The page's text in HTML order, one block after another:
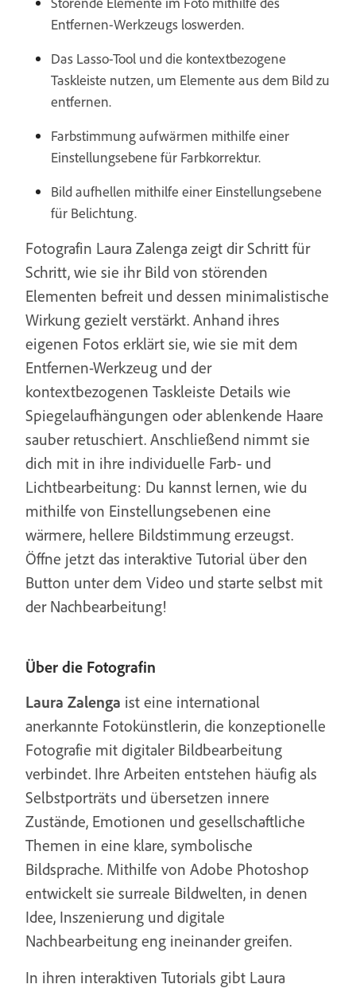
Entfernen-Werkzeugs loswerden.
Das Lasso-Tool und die kontextbezogene
Taskleiste nutzen, um Elemente aus dem Bild zu
entfernen.
Farbstimmung aufwärmen mithilfe einer
Einstellungsebene für Farbkorrektur.
Bild aufhellen mithilfe einer Einstellungsebene
für Belichtung.
Fotografin Laura Zalenga zeigt dir Schritt für
Schritt, wie sie ihr Bild von störenden
Elementen befreit und dessen minimalistische
Wirkung gezielt verstärkt. Anhand ihres
eigenen Fotos erklärt sie, wie sie mit dem
Entfernen-Werkzeug und der
kontextbezogenen Taskleiste Details wie
Spiegelaufhängungen oder ablenkende Haare
sauber retuschiert. Anschließend nimmt sie
dich mit in ihre individuelle Farb- und
Lichtbearbeitung: Du kannst lernen, wie du
mithilfe von Einstellungsebenen eine
wärmere, hellere Bildstimmung erzeugst.
Öffne jetzt das interaktive Tutorial über den
Button unter dem Video und starte selbst mit
der Nachbearbeitung!
Über die Fotografin
Laura Zalenga ist eine international
anerkannte Fotokünstlerin, die konzeptionelle
Fotografie mit digitaler Bildbearbeitung
verbindet. Ihre Arbeiten entstehen häufig als
Selbstporträts und übersetzen innere
Zustände, Emotionen und gesellschaftliche
Themen in eine klare, symbolische
Bildsprache. Mithilfe von Adobe Photoshop
entwickelt sie surreale Bildwelten, in denen
Idee, Inszenierung und digitale
Nachbearbeitung eng ineinander greifen.
In ihren interaktiven Tutorials gibt Laura